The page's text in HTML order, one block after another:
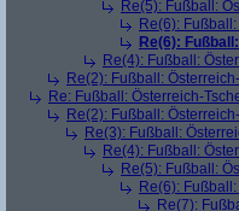
Re(5): Fußball:
Re(6):
Re(6):
Re(4): Fußball:
Re(2): Fußball:
Re: Fußball: Österreich-
Re(2): Fußball:
Re(3): Fußball:
Re(4): Fußball:
Re(5): Fußball:
Re(6):
Re(7):